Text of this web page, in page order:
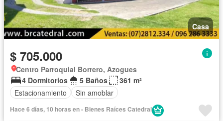
Casa
$ 705.000
Centro Parroquial Borrero, Azogues
4 Dormitorios
5 Baños
361 m²
Estacionamiento
Sin amoblar
Hace 6 días, 10 horas en - Bienes Raíces Catedral